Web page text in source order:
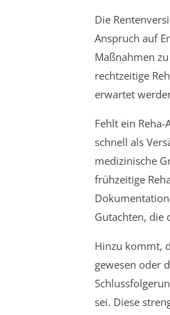
Die
Anspruch auf
Maßnahmen
rechtzeitige
erwartet
Fehlt ein
schnell als
medizinische
frühzeitige
Gutachten, die
Hinzu kommt,
gewesen oder
sei. Diese